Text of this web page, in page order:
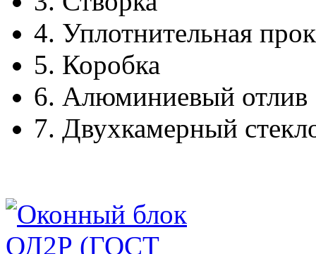
4. Уплотнительная
5. Коробка
6. Алюминиевый отлив
7. Двухкамерный